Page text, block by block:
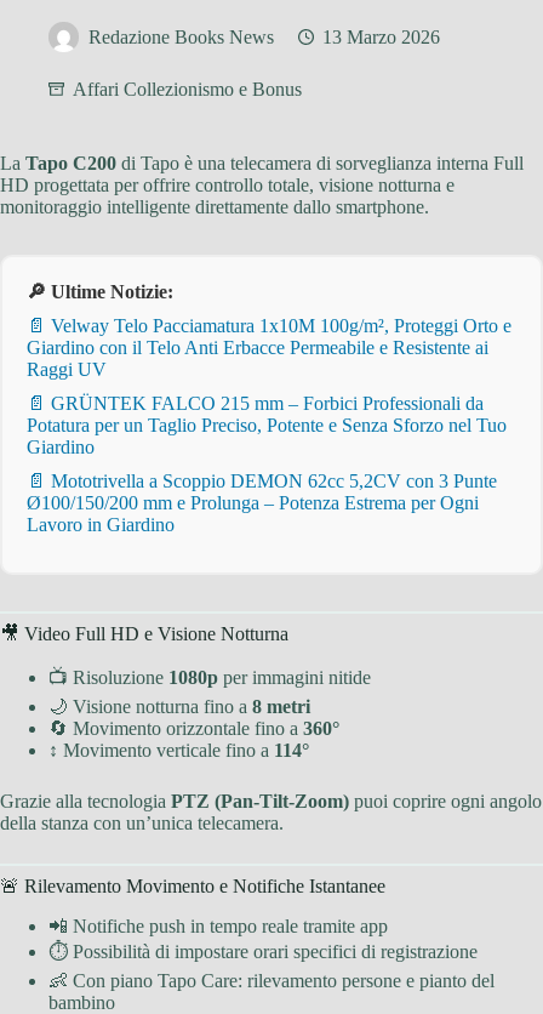
Redazione Books News 13 Marzo 2026
Affari Collezionismo e Bonus
La Tapo C200 di Tapo è una telecamera di sorveglianza interna Full
HD progettata per offrire controllo totale, visione notturna e
monitoraggio intelligente direttamente dallo smartphone.
🔎 Ultime Notizie:
📄 Velway Telo Pacciamatura 1x10M 100g/m², Proteggi Orto e
Giardino con il Telo Anti Erbacce Permeabile e Resistente ai
Raggi UV
📄 GRÜNTEK FALCO 215 mm – Forbici Professionali da
Potatura per un Taglio Preciso, Potente e Senza Sforzo nel Tuo
Giardino
📄 Mototrivella a Scoppio DEMON 62cc 5,2CV con 3 Punte
Ø100/150/200 mm e Prolunga – Potenza Estrema per Ogni
Lavoro in Giardino
🎥 Video Full HD e Visione Notturna
📺 Risoluzione 1080p per immagini nitide
🌙 Visione notturna fino a 8 metri
🔄 Movimento orizzontale fino a 360°
↕ Movimento verticale fino a 114°
Grazie alla tecnologia PTZ (Pan-Tilt-Zoom) puoi coprire ogni angolo
della stanza con un’unica telecamera.
🚨 Rilevamento Movimento e Notifiche Istantanee
📲 Notifiche push in tempo reale tramite app
⏱ Possibilità di impostare orari specifici di registrazione
👶 Con piano Tapo Care: rilevamento persone e pianto del
bambino